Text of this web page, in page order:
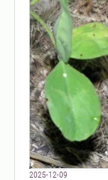
2025-12-09